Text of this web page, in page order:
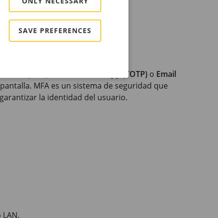
login
Authenticator App (TOTP) o Email
MFA es un sistema de seguridad que
la identidad del usuario.
SAVE PREFERENCES